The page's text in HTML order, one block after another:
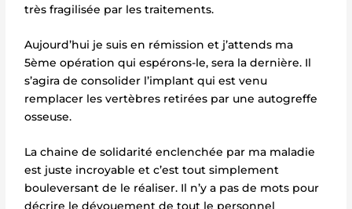
très fragilisée par les traitements.
Aujourd’hui je suis en rémission et j’attends ma
5ème opération qui espérons-le, sera la dernière. Il
s’agira de consolider l’implant qui est venu
remplacer les vertèbres retirées par une autogreffe
osseuse.
La chaine de solidarité enclenchée par ma maladie
est juste incroyable et c’est tout simplement
bouleversant de le réaliser. Il n’y a pas de mots pour
décrire le dévouement de tout le personnel